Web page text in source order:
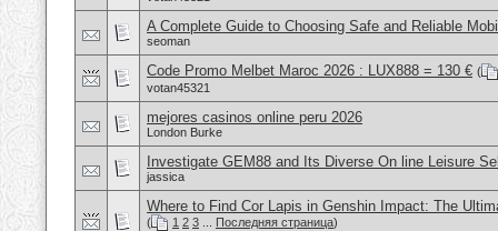
A Complete Guide to Choosing Safe and Reliable
seoman
Code Promo Melbet Maroc 2026 : LUX888 = 130 € (
votan45321
mejores casinos online peru 2026
London Burke
Investigate GEM88 and Its Diverse On line Leisure
jassica
Where to Find Cor Lapis in Genshin Impact: The
( 1 2 3 Последняя страница)